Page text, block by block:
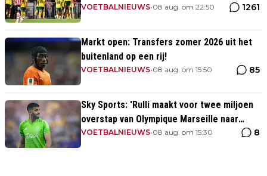
assist Tadic
VOETBALNIEUWS•08 aug. om 22:50 1261
Markt open: Transfers zomer 2026 uit het
buitenland op een rij!
VOETBALNIEUWS•08 aug. om 15:50 85
Sky Sports: 'Rulli maakt voor twee miljoen
overstap van Olympique Marseille naar
Manchester City'
VOETBALNIEUWS•08 aug. om 15:30 8